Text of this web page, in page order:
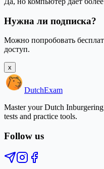
Нужна ли подписка?
Можно попробовать
доступ.
x
DutchExam
Master your Dutch
tests and practice tools.
Follow us